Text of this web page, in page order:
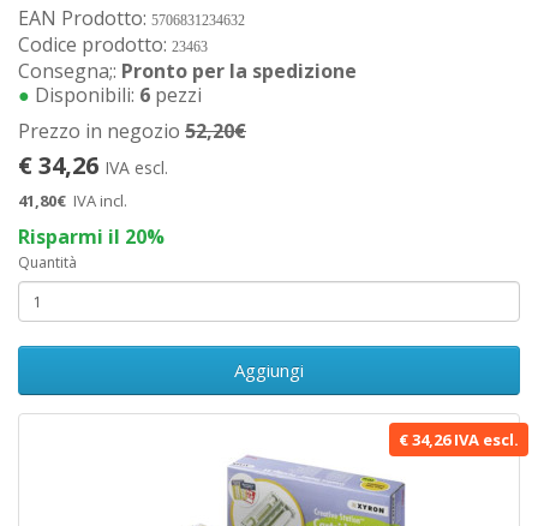
€ 34,26 IVA escl.
EAN Prodotto: 5706831234632
Codice prodotto: 23463
Consegna;: Pronto per la spedizione
● Disponibili: 6 pezzi
Prezzo in negozio 52,20€
€ 34,26 IVA escl.
41,80€ IVA incl.
Risparmi il 20%
Quantità
Aggiungi